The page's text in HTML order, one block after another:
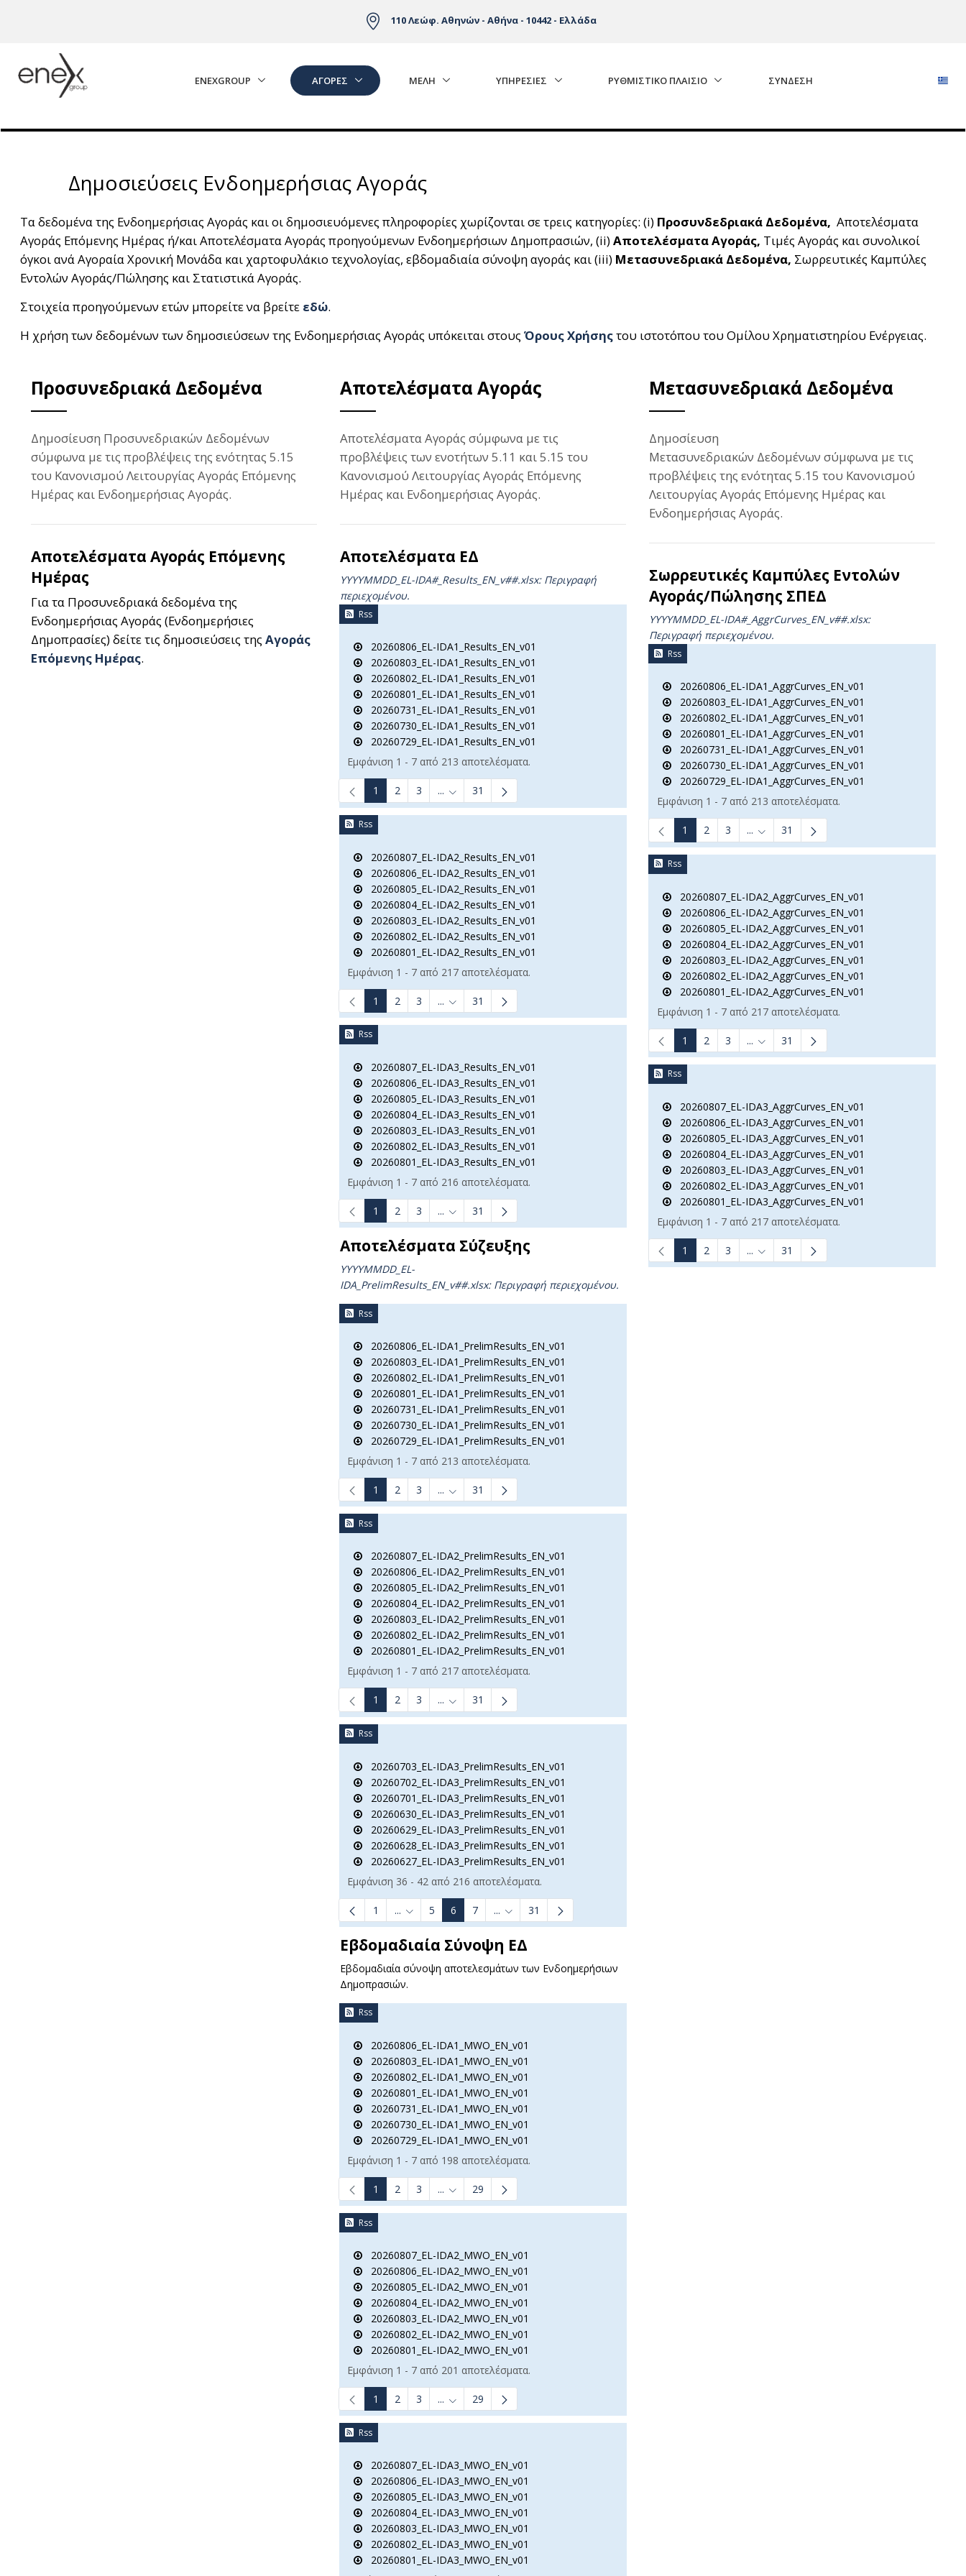
110 Λεώφ. Αθηνών - Αθήνα - 10442 - Ελλάδα
ENEXGROUP ΑΓΟΡΈΣ ΜΕΛΗ ΥΠΗΡΕΣΙΕΣ ΡΥΘΜΙΣΤΙΚΟ ΠΛΑΙΣΙΟ ΣΎΝΔΕΣΗ
Δημοσιεύσεις Ενδοημερήσιας Αγοράς
Τα δεδομένα της Ενδοημερήσιας Αγοράς και οι δημοσιευόμενες πληροφορίες χωρίζονται σε τρεις κατηγορίες: (i) Προσυνδεδριακά Δεδομένα, Αποτελέσματα
Αγοράς Επόμενης Ημέρας ή/και Αποτελέσματα Αγοράς προηγούμενων Ενδοημερήσιων Δημοπρασιών, (ii)Αποτελέσματα Αγοράς, Τιμές Αγοράς και συνολικοί
όγκοι ανά Αγοραία Χρονική Μονάδα και χαρτοφυλάκιο τεχνολογίας, εβδομαδιαία σύνοψη αγοράς και (iii) Μετασυνεδριακά Δεδομένα, Σωρρευτικές Καμπύλες
Εντολών Αγοράς/Πώλησης και Στατιστικά Αγοράς.
Στοιχεία προηγούμενων ετών μπορείτε να βρείτε εδώ.
Η χρήση των δεδομένων των δημοσιεύσεων της Ενδοημερήσιας Αγοράς υπόκειται στους Όρους Χρήσηςτου ιστοτόπου του Ομίλου Χρηματιστηρίου Ενέργειας.
Προσυνεδριακά Δεδομένα
Δημοσίευση Προσυνεδριακών Δεδομένων
σύμφωνα με τις προβλέψεις της ενότητας 5.15
του Κανονισμού Λειτουργίας Αγοράς Επόμενης
Ημέρας και Ενδοημερήσιας Αγοράς.
Αποτελέσματα Αγοράς Επόμενης
Ημέρας
Για τα Προσυνεδριακά δεδομένα της
Ενδοημερήσιας Αγοράς (Ενδοημερήσιες
Δημοπρασίες) δείτε τις δημοσιεύσεις της Αγοράς
Επόμενης Ημέρας.
Αποτελέσματα Αγοράς
Αποτελέσματα Αγοράς σύμφωνα με τις
προβλέψεις των ενοτήτων 5.11 και 5.15 του
Κανονισμού Λειτουργίας Αγοράς Επόμενης
Ημέρας και Ενδοημερήσιας Αγοράς.
Αποτελέσματα ΕΔ
YYYYMMDD_EL-IDA#_Results_ΕΝ_v##.xlsx: Περιγραφή
περιεχομένου.
Rss
20260806_EL-IDA1_Results_EN_v01
20260803_EL-IDA1_Results_EN_v01
20260802_EL-IDA1_Results_EN_v01
20260801_EL-IDA1_Results_EN_v01
20260731_EL-IDA1_Results_EN_v01
20260730_EL-IDA1_Results_EN_v01
20260729_EL-IDA1_Results_EN_v01
Εμφάνιση 1 - 7 από 213 αποτελέσματα.
1 2 3 ... Ενδιάμεσες σελίδες Use TAB to navigate.
31
Rss
20260807_EL-IDA2_Results_EN_v01
20260806_EL-IDA2_Results_EN_v01
20260805_EL-IDA2_Results_EN_v01
20260804_EL-IDA2_Results_EN_v01
20260803_EL-IDA2_Results_EN_v01
20260802_EL-IDA2_Results_EN_v01
20260801_EL-IDA2_Results_EN_v01
Εμφάνιση 1 - 7 από 217 αποτελέσματα.
1 2 3 ... Ενδιάμεσες σελίδες Use TAB to navigate.
31
Rss
20260807_EL-IDA3_Results_EN_v01
20260806_EL-IDA3_Results_EN_v01
20260805_EL-IDA3_Results_EN_v01
20260804_EL-IDA3_Results_EN_v01
20260803_EL-IDA3_Results_EN_v01
20260802_EL-IDA3_Results_EN_v01
20260801_EL-IDA3_Results_EN_v01
Εμφάνιση 1 - 7 από 216 αποτελέσματα.
1 2 3 ... Ενδιάμεσες σελίδες Use TAB to navigate.
31
Αποτελέσματα Σύζευξης
YYYYMMDD_EL-
IDA_PrelimResults_ΕΝ_v##.xlsx:Περιγραφή περιεχομένου.
Rss
20260806_EL-IDA1_PrelimResults_EN_v01
20260803_EL-IDA1_PrelimResults_EN_v01
20260802_EL-IDA1_PrelimResults_EN_v01
20260801_EL-IDA1_PrelimResults_EN_v01
20260731_EL-IDA1_PrelimResults_EN_v01
20260730_EL-IDA1_PrelimResults_EN_v01
20260729_EL-IDA1_PrelimResults_EN_v01
Εμφάνιση 1 - 7 από 213 αποτελέσματα.
1 2 3 ... Ενδιάμεσες σελίδες Use TAB to navigate.
31
Rss
20260807_EL-IDA2_PrelimResults_EN_v01
20260806_EL-IDA2_PrelimResults_EN_v01
20260805_EL-IDA2_PrelimResults_EN_v01
20260804_EL-IDA2_PrelimResults_EN_v01
20260803_EL-IDA2_PrelimResults_EN_v01
20260802_EL-IDA2_PrelimResults_EN_v01
20260801_EL-IDA2_PrelimResults_EN_v01
Εμφάνιση 1 - 7 από 217 αποτελέσματα.
1 2 3 ... Ενδιάμεσες σελίδες Use TAB to navigate.
31
Rss
20260703_EL-IDA3_PrelimResults_EN_v01
20260702_EL-IDA3_PrelimResults_EN_v01
20260701_EL-IDA3_PrelimResults_EN_v01
20260630_EL-IDA3_PrelimResults_EN_v01
20260629_EL-IDA3_PrelimResults_EN_v01
20260628_EL-IDA3_PrelimResults_EN_v01
20260627_EL-IDA3_PrelimResults_EN_v01
Εμφάνιση 36 - 42 από 216 αποτελέσματα.
1 ... Ενδιάμεσες σελίδες Use TAB to navigate.
5 6 7 ... Ενδιάμεσες σελίδες Use TAB to navigate.
31
Εβδομαδιαία Σύνοψη ΕΔ
Εβδομαδιαία σύνοψη αποτελεσμάτων των Ενδοημερήσιων
Δημοπρασιών.
Rss
20260806_EL-IDA1_MWO_EN_v01
20260803_EL-IDA1_MWO_EN_v01
20260802_EL-IDA1_MWO_EN_v01
20260801_EL-IDA1_MWO_EN_v01
20260731_EL-IDA1_MWO_EN_v01
20260730_EL-IDA1_MWO_EN_v01
20260729_EL-IDA1_MWO_EN_v01
Εμφάνιση 1 - 7 από 198 αποτελέσματα.
1 2 3 ... Ενδιάμεσες σελίδες Use TAB to navigate.
29
Rss
20260807_EL-IDA2_MWO_EN_v01
20260806_EL-IDA2_MWO_EN_v01
20260805_EL-IDA2_MWO_EN_v01
20260804_EL-IDA2_MWO_EN_v01
20260803_EL-IDA2_MWO_EN_v01
20260802_EL-IDA2_MWO_EN_v01
20260801_EL-IDA2_MWO_EN_v01
Εμφάνιση 1 - 7 από 201 αποτελέσματα.
1 2 3 ... Ενδιάμεσες σελίδες Use TAB to navigate.
29
Rss
20260807_EL-IDA3_MWO_EN_v01
20260806_EL-IDA3_MWO_EN_v01
20260805_EL-IDA3_MWO_EN_v01
20260804_EL-IDA3_MWO_EN_v01
20260803_EL-IDA3_MWO_EN_v01
20260802_EL-IDA3_MWO_EN_v01
20260801_EL-IDA3_MWO_EN_v01
Μετασυνεδριακά Δεδομένα
Δημοσίευση
Μετασυνεδριακών Δεδομένων σύμφωνα με τις
προβλέψεις της ενότητας 5.15 του Κανονισμού
Λειτουργίας Αγοράς Επόμενης Ημέρας και
Ενδοημερήσιας Αγοράς.
Σωρρευτικές Καμπύλες Εντολών
Αγοράς/Πώλησης ΣΠΕΔ
YYYYMMDD_EL-IDA#_AggrCurves_ΕΝ_v##.xlsx:
Περιγραφή περιεχομένου.
Rss
20260806_EL-IDA1_AggrCurves_EN_v01
20260803_EL-IDA1_AggrCurves_EN_v01
20260802_EL-IDA1_AggrCurves_EN_v01
20260801_EL-IDA1_AggrCurves_EN_v01
20260731_EL-IDA1_AggrCurves_EN_v01
20260730_EL-IDA1_AggrCurves_EN_v01
20260729_EL-IDA1_AggrCurves_EN_v01
Εμφάνιση 1 - 7 από 213 αποτελέσματα.
1 2 3 ... Ενδιάμεσες σελίδες Use TAB to navigate.
31
Rss
20260807_EL-IDA2_AggrCurves_EN_v01
20260806_EL-IDA2_AggrCurves_EN_v01
20260805_EL-IDA2_AggrCurves_EN_v01
20260804_EL-IDA2_AggrCurves_EN_v01
20260803_EL-IDA2_AggrCurves_EN_v01
20260802_EL-IDA2_AggrCurves_EN_v01
20260801_EL-IDA2_AggrCurves_EN_v01
Εμφάνιση 1 - 7 από 217 αποτελέσματα.
1 2 3 ... Ενδιάμεσες σελίδες Use TAB to navigate.
31
Rss
20260807_EL-IDA3_AggrCurves_EN_v01
20260806_EL-IDA3_AggrCurves_EN_v01
20260805_EL-IDA3_AggrCurves_EN_v01
20260804_EL-IDA3_AggrCurves_EN_v01
20260803_EL-IDA3_AggrCurves_EN_v01
20260802_EL-IDA3_AggrCurves_EN_v01
20260801_EL-IDA3_AggrCurves_EN_v01
Εμφάνιση 1 - 7 από 217 αποτελέσματα.
1 2 3 ... Ενδιάμεσες σελίδες Use TAB to navigate.
31